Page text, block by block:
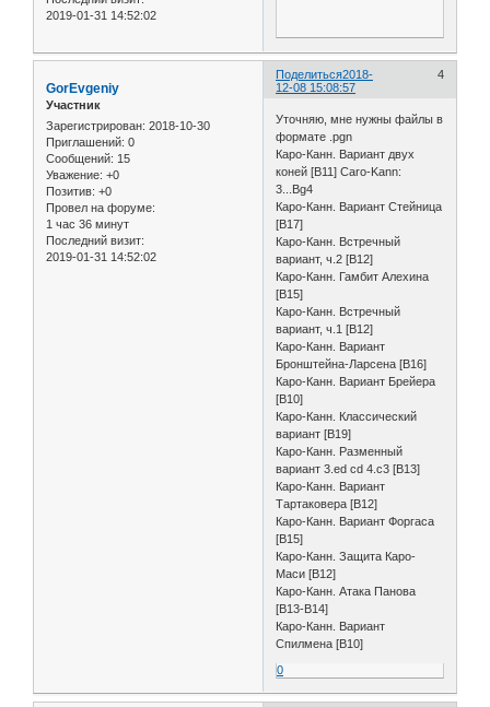
2019-01-31 14:52:02
Поделиться 4
2018-
12-08 15:08:57
GorEvgeniy
Участник
Зарегистрирован: 2018-10-30
Приглашений: 0
Сообщений: 15
Уважение: +0
Позитив: +0
Провел на форуме:
1 час 36 минут
Последний визит:
2019-01-31 14:52:02
Уточняю, мне нужны файлы в
формате .pgn
Каро-Канн. Вариант двух
коней [B11] Caro-Kann:
3...Bg4
Каро-Канн. Вариант Стейница
[B17]
Каро-Канн. Встречный
вариант, ч.2 [B12]
Каро-Канн. Гамбит Алехина
[B15]
Каро-Канн. Встречный
вариант, ч.1 [B12]
Каро-Канн. Вариант
Бронштейна-Ларсена [B16]
Каро-Канн. Вариант Брейера
[B10]
Каро-Канн. Классический
вариант [B19]
Каро-Канн. Разменный
вариант 3.ed cd 4.c3 [B13]
Каро-Канн. Вариант
Тартаковера [B12]
Каро-Канн. Вариант Форгаса
[B15]
Каро-Канн. Защита Каро-
Маси [B12]
Каро-Канн. Атака Панова
[B13-B14]
Каро-Канн. Вариант
Спилмена [B10]
0